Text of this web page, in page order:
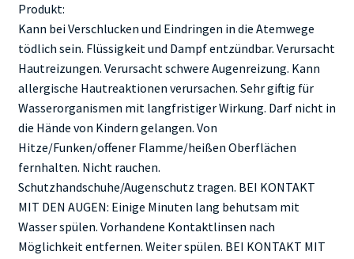
Produkt:
Kann bei Verschlucken und Eindringen in die Atemwege
tödlich sein. Flüssigkeit und Dampf entzündbar. Verursacht
Hautreizungen. Verursacht schwere Augenreizung. Kann
allergische Hautreaktionen verursachen. Sehr giftig für
Wasserorganismen mit langfristiger Wirkung. Darf nicht in
die Hände von Kindern gelangen. Von
Hitze/Funken/offener Flamme/heißen Oberflächen
fernhalten. Nicht rauchen.
Schutzhandschuhe/Augenschutz tragen. BEI KONTAKT
MIT DEN AUGEN: Einige Minuten lang behutsam mit
Wasser spülen. Vorhandene Kontaktlinsen nach
Möglichkeit entfernen. Weiter spülen. BEI KONTAKT MIT